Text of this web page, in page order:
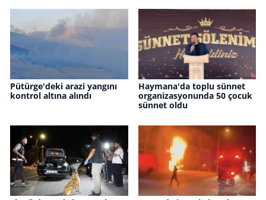
Pütürge'deki arazi yangını
kontrol altına alındı
Haymana'da toplu sünnet
organizasyonunda 50 çocuk
sünnet oldu